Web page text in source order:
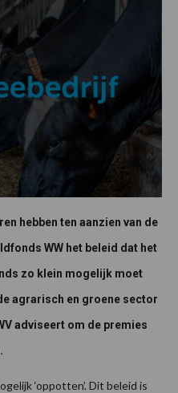
hebben ten aanzien van de
WW het beleid dat het
zo klein mogelijk moet
agrarisch en groene sector
adviseert om de premies
‘oppotten’. Dit beleid is